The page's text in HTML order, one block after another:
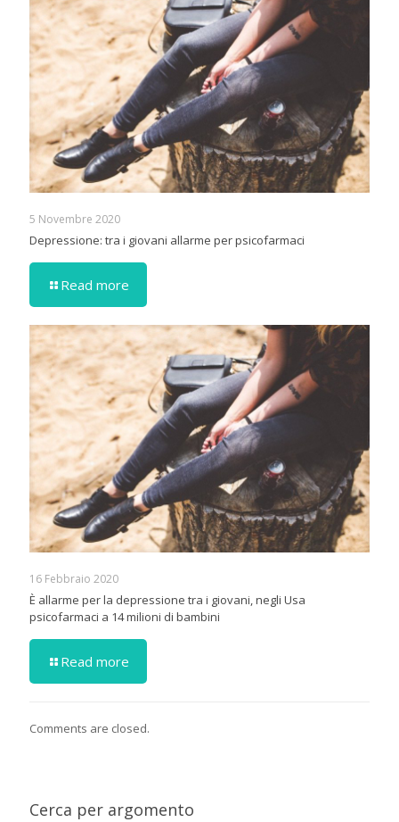
5 Novembre 2020
Depressione: tra i giovani allarme per psicofarmaci
Read more
16 Febbraio 2020
È allarme per la depressione tra i giovani, negli Usa
psicofarmaci a 14 milioni di bambini
Read more
Comments are closed.
Cerca per argomento